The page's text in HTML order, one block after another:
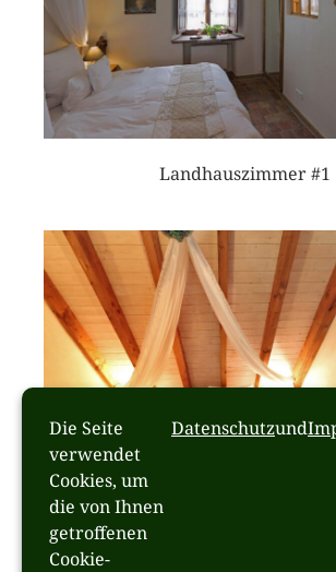
Landhauszimmer #1
Die Seite
verwendet
Cookies, um
die von Ihnen
getroffenen
Cookie-
Datenschutzund